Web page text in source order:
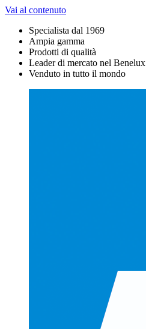
Vai al contenuto
Specialista dal 1969
Ampia gamma
Prodotti di qualità
Leader di mercato nel Benelux
Venduto in tutto il mondo